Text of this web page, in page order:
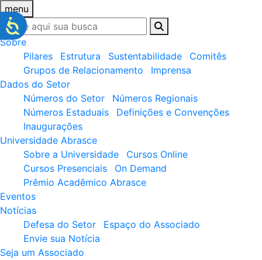
menu
Sobre
Pilares
Estrutura Sustentabilidade
Comitês
Grupos de Relacionamento
Imprensa
Dados do Setor
Números do Setor
Números Regionais
Números Estaduais
Definições e Convenções
Inaugurações
Universidade Abrasce
Sobre a Universidade
Cursos Online
Cursos Presenciais
On Demand
Prêmio Acadêmico Abrasce
Eventos
Notícias
Defesa do Setor
Espaço do Associado
Envie sua Notícia
Seja um Associado